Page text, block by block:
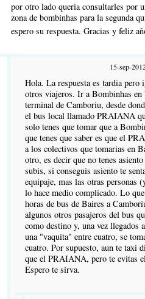
por otro lado queria consultarles por
zona de bombinhas para la segunda
espero su respuesta. Gracias y feliz
15-sep-
Hola. La respuesta es tardia pero
otros viajeros. Ir a Bombinhas
terminal de Camboriu, desde
el bus local llamado PRAIANA
solo tenes que tomar que a
que tenes que saber es que el
a los colectivos que tomarias en
otro, es decir que no tenes
subis, si conseguis asiento te
equipaje, mas las otras personas
lo hace medio complicado. Lo
horas de bus de Baires a
algunos otros pasajeros del bus
como destino y, una vez llegados
una "vaquita" entre cuatro, se
cuatro. Por supuesto, aun te taxi
que el PRAIANA, pero te evitas
Espero te sirva.